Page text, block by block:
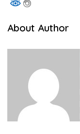
About Author